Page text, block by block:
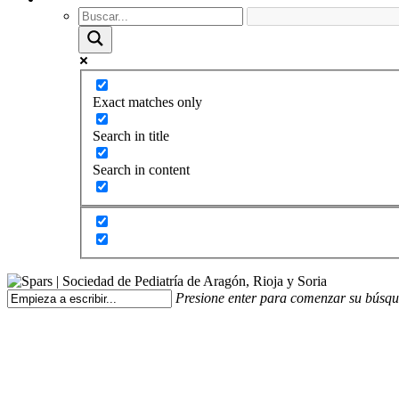
Exact matches only
Search in title
Search in content
Presione enter para comenzar su